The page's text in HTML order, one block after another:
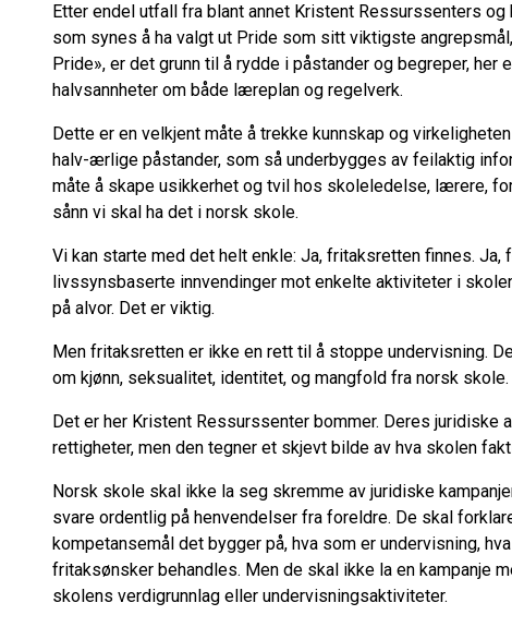
Etter endel utfall fra blant annet Kristent Ressurssenters
som synes å ha valgt ut Pride som sitt viktigste
Pride», er det grunn til å rydde i påstander og begreper,
halvsannheter om både læreplan og regelverk.
Dette er en velkjent måte å trekke kunnskap og
halv-ærlige påstander, som så underbygges av feilaktig
måte å skape usikkerhet og tvil hos skoleledelse, lærere,
sånn vi skal ha det i norsk skole.
Vi kan starte med det helt enkle: Ja, fritaksretten finnes. Ja,
livssynsbaserte innvendinger mot enkelte aktiviteter i
på alvor. Det er viktig.
Men fritaksretten er ikke en rett til å stoppe undervisning.
om kjønn, seksualitet, identitet, og mangfold fra norsk skole.
Det er her Kristent Ressurssenter bommer. Deres juridiske
rettigheter, men den tegner et skjevt bilde av hva skolen
Norsk skole skal ikke la seg skremme av juridiske
svare ordentlig på henvendelser fra foreldre. De skal
kompetansemål det bygger på, hva som er undervisning,
fritaksønsker behandles. Men de skal ikke la en kampanje
skolens verdigrunnlag eller undervisningsaktiviteter.